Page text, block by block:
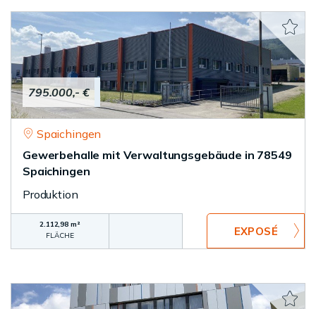
795.000,- €
Spaichingen
Gewerbehalle mit Verwaltungsgebäude in 78549
Spaichingen
Produktion
2.112,98 m²
FLÄCHE